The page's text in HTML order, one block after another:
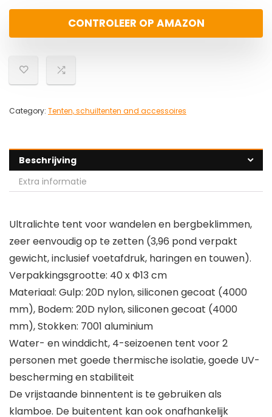
CONTROLEER OP AMAZON
Category: Tenten, schuiltenten and accessoires
Beschrijving
Extra informatie
Ultralichte tent voor wandelen en bergbeklimmen,
zeer eenvoudig op te zetten (3,96 pond verpakt
gewicht, inclusief voetafdruk, haringen en touwen).
Verpakkingsgrootte: 40 x Φ13 cm
Materiaal: Gulp: 20D nylon, siliconen gecoat (4000
mm), Bodem: 20D nylon, siliconen gecoat (4000
mm), Stokken: 7001 aluminium
Water- en winddicht, 4-seizoenen tent voor 2
personen met goede thermische isolatie, goede UV-
bescherming en stabiliteit
De vrijstaande binnentent is te gebruiken als
klamboe. De buitentent kan ook onafhankelijk